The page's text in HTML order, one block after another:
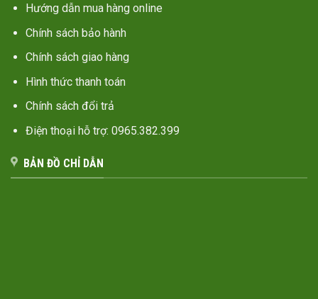
Hướng dẫn mua hàng online
Chính sách bảo hành
Chính sách giao hàng
Hình thức thanh toán
Chính sách đổi trả
Điện thoại hỗ trợ: 0965.382.399
BẢN ĐỒ CHỈ DẪN